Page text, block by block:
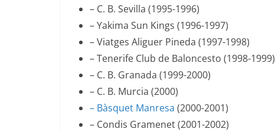
– C. B. Sevilla (1995-1996)
– Yakima Sun Kings (1996-1997)
– Viatges Aliguer Pineda (1997-1998)
– Tenerife Club de Baloncesto (1998-1999)
– C. B. Granada (1999-2000)
– C. B. Murcia (2000)
– Bàsquet Manresa (2000-2001)
– Condis Gramenet (2001-2002)